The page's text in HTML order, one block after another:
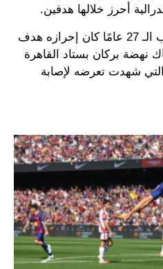
أحرز خلالها هدفين.
ولعل أن أبرز ما حققه صاحب الـ 27 عامًا كان إحرازه هدف
نهضة بركان بستاد القاهرة
شهدت تعرضه لإصابة